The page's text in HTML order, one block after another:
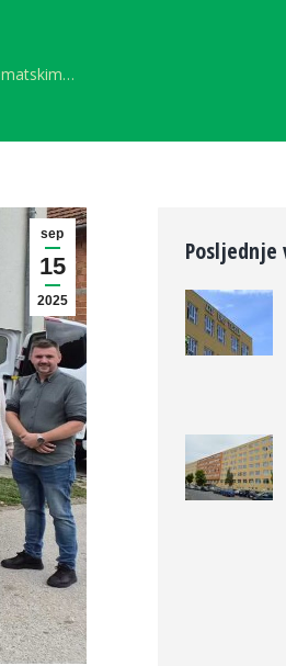
sep
15
2025